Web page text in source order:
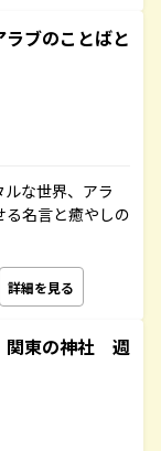
ブのことばと
な世界、アラ
名言と癒やしの
詳細を見る
関東の神社 週